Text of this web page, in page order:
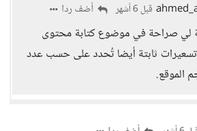
قبل 6 أشهر أضف ردا
لي صراحة في موضوع كتابة محتوى
تسعيرات ثابتة أيضا تُحدد على حسب عدد
الموقع.